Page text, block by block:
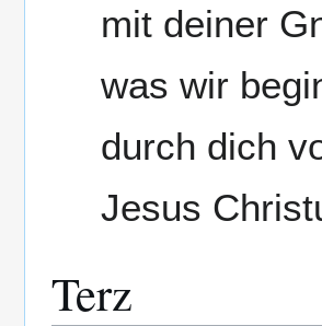
mit deiner
was wir
durch dich
Jesus
Terz